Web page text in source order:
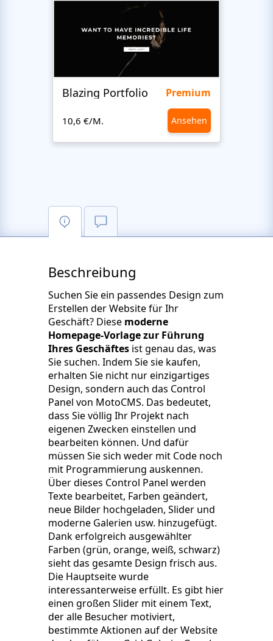
Blazing Portfolio Premium
10,6 €/M. Ansehen
Beschreibung
Suchen Sie ein passendes Design zum
Erstellen der Website für Ihr
Geschäft? Diese moderne
Homepage-Vorlage zur Führung
Ihres Geschäftes ist genau das, was
Sie suchen. Indem Sie sie kaufen,
erhalten Sie nicht nur einzigartiges
Design, sondern auch das Control
Panel von MotoCMS. Das bedeutet,
dass Sie völlig Ihr Projekt nach
eigenen Zwecken einstellen und
bearbeiten können. Und dafür
müssen Sie sich weder mit Code noch
mit Programmierung auskennen.
Über dieses Control Panel werden
Texte bearbeitet, Farben geändert,
neue Bilder hochgeladen, Slider und
moderne Galerien usw. hinzugefügt.
Dank erfolgreich ausgewählter
Farben (grün, orange, weiß, schwarz)
sieht das gesamte Design frisch aus.
Die Hauptseite wurde
interessanterweise erfüllt. Es gibt hier
einen großen Slider mit einem Text,
der alle Besucher motiviert,
bestimmte Aktionen auf der Website